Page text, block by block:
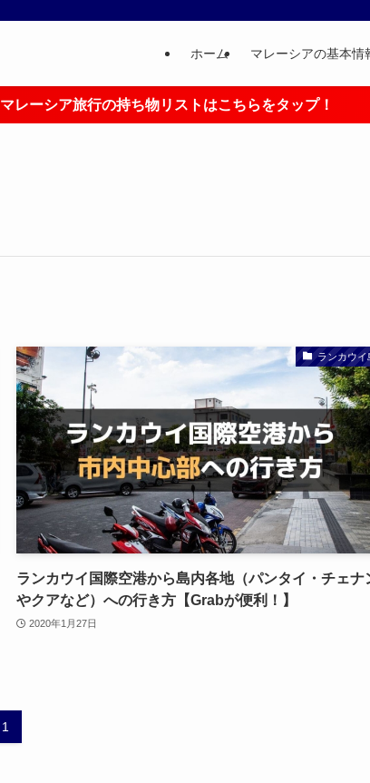
ホーム マレーシアの基本情
マレーシア旅行の持ち物リストはこちらをタップ！
ランカウイ
ランカウイ国際空港から島内各地（パンタイ・チェナ
やクアなど）への行き方【Grabが便利！】
2020年1月27日
1